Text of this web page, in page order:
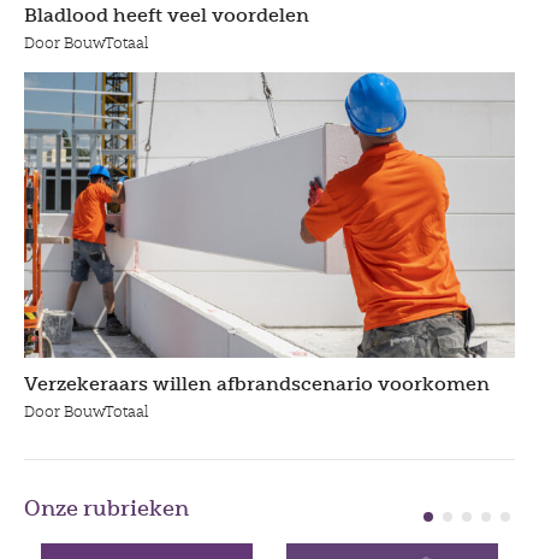
Bladlood heeft veel voordelen
Door BouwTotaal
Verzekeraars willen afbrandscenario voorkomen
Door BouwTotaal
Onze rubrieken